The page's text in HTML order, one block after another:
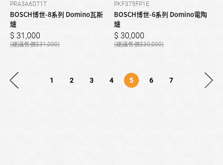
PRA3A6D71T
BOSCH博世-8系列 Domino瓦斯
爐
31,000
31,000
PKF375FP1E
BOSCH博世-6系列 Domino電陶
爐
30,000
30,000
1 2 3 4 5 6 7